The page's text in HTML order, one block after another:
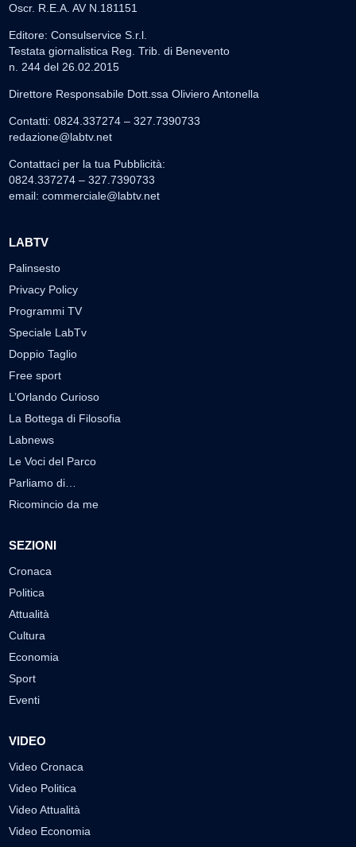
Oscr. R.E.A. AV N.181151
Editore: Consulservice S.r.l.
Testata giornalistica Reg. Trib. di Benevento
n. 244 del 26.02.2015
Direttore Responsabile Dott.ssa Oliviero Antonella
Contatti: 0824.337274 – 327.7390733
redazione@labtv.net
Contattaci per la tua Pubblicità:
0824.337274 – 327.7390733
email: commerciale@labtv.net
LABTV
Palinsesto
Privacy Policy
Programmi TV
Speciale LabTv
Doppio Taglio
Free sport
L’Orlando Curioso
La Bottega di Filosofia
Labnews
Le Voci del Parco
Parliamo di…
Ricomincio da me
SEZIONI
Cronaca
Politica
Attualità
Cultura
Economia
Sport
Eventi
VIDEO
Video Cronaca
Video Politica
Video Attualità
Video Economia